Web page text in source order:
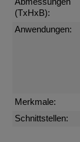
(TxHxB):
Anwendungen:
Merkmale:
Schnittstellen: